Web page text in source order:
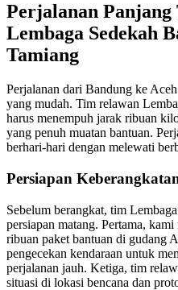
Perjalanan Panjang
Lembaga Sedekah
Tamiang
Perjalanan dari Bandung ke
yang mudah. Tim relawan
harus menempuh jarak ribuan
yang penuh muatan bantuan.
berhari-hari dengan melewati
Persiapan
Sebelum berangkat, tim
persiapan matang. Pertama,
ribuan paket bantuan di gudang
pengecekan kendaraan untuk
perjalanan jauh. Ketiga, tim
situasi di lokasi bencana dan